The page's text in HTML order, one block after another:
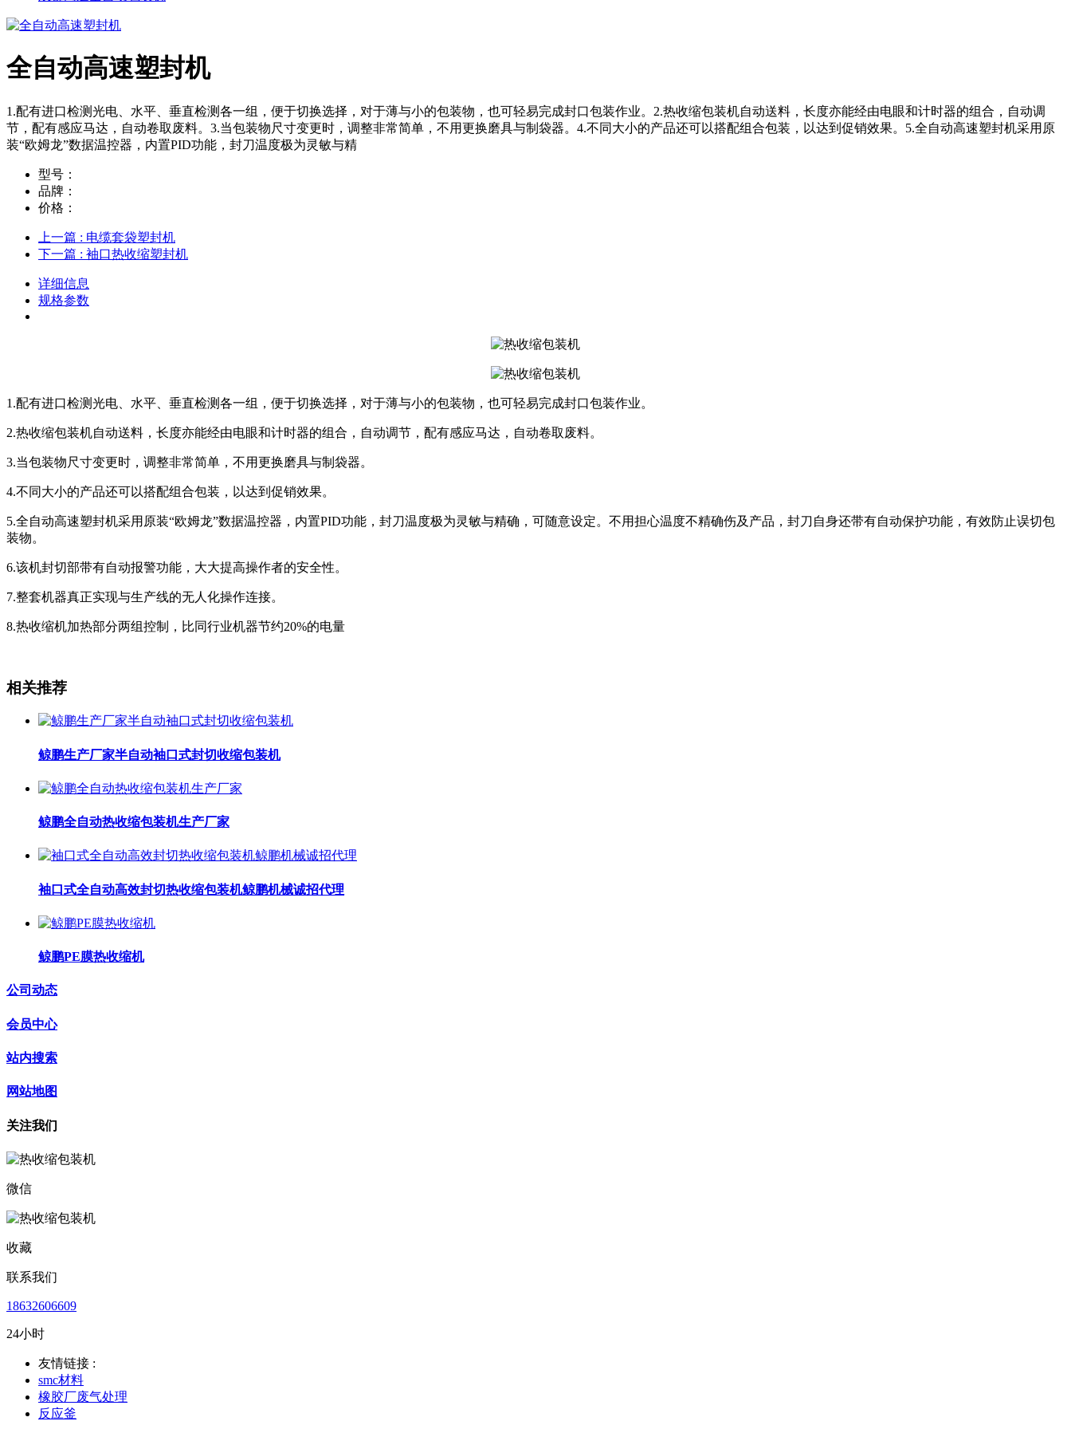
全自动高速塑封机
1.配有进口检测光电、水平、垂直检测各一组，便于切换选择，对于薄与小的包装物，也可轻易完成封口包装作业。2.热收缩包装机自动送料，长度亦能经由电眼和计时器的组合，自动调
节，配有感应马达，自动卷取废料。3.当包装物尺寸变更时，调整非常简单，不用更换磨具与制袋器。4.不同大小的产品还可以搭配组合包装，以达到促销效果。5.全自动高速塑封机采用原
装“欧姆龙”数据温控器，内置PID功能，封刀温度极为灵敏与精
型号：
品牌：
价格：
上一篇 : 电缆套袋塑封机
下一篇 : 袖口热收缩塑封机
详细信息
规格参数
1.配有进口检测光电、水平、垂直检测各一组，便于切换选择，对于薄与小的包装物，也可轻易完成封口包装作业。
2.热收缩包装机自动送料，长度亦能经由电眼和计时器的组合，自动调节，配有感应马达，自动卷取废料。
3.当包装物尺寸变更时，调整非常简单，不用更换磨具与制袋器。
4.不同大小的产品还可以搭配组合包装，以达到促销效果。
5.全自动高速塑封机采用原装“欧姆龙”数据温控器，内置PID功能，封刀温度极为灵敏与精确，可随意设定。不用担心温度不精确伤及产品，封刀自身还带有自动保护功能，有效防止误切包
装物。
6.该机封切部带有自动报警功能，大大提高操作者的安全性。
7.整套机器真正实现与生产线的无人化操作连接。
8.热收缩机加热部分两组控制，比同行业机器节约20%的电量
相关推荐
鲸鹏生产厂家半自动袖口式封切收缩包装机
鲸鹏全自动热收缩包装机生产厂家
袖口式全自动高效封切热收缩包装机鲸鹏机械诚招代理
鲸鹏PE膜热收缩机
公司动态
会员中心
站内搜索
网站地图
关注我们
微信
收藏
联系我们
18632606609
24小时
友情链接 :
smc材料
橡胶厂废气处理
反应釜